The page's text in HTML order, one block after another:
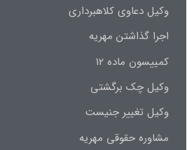
وکیل دعاوی کلاهبرداری
اجرا گذاشتن مهریه
کمییسون ماده 12
وکیل چک برگشتی
وکیل تغییر جنیست
مشاوره حقوقی مهریه